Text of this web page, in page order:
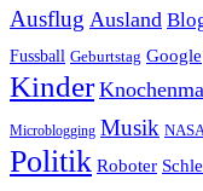
Ausflug Ausland
Fussball Geburtstag Google
Kinder
Microblogging Musik NASA
Politik Roboter